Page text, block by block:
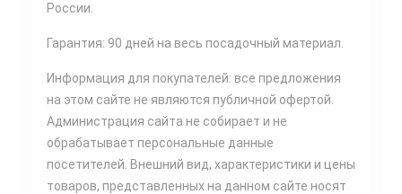
России.
Гарантия: 90 дней на весь посадочный материал.
Информация для покупателей: все предложения
на этом сайте не являются публичной офертой.
Администрация сайта не собирает и не
обрабатывает персональные данные
посетителей. Внешний вид, характеристики и цены
товаров, представленных на данном сайте носят